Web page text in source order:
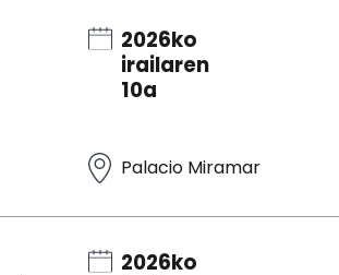
2026ko
irailaren
10a
Palacio Miramar
2026ko